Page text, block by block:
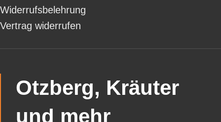
Widerrufsbelehrung
Vertrag widerrufen
Otzberg, Kräuter
und mehr